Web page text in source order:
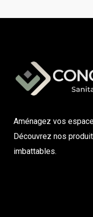
Aménagez vos
Découvrez nos
imbattables.